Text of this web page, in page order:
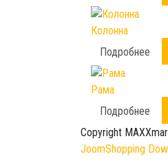
Колонна
Подробнее
Рама
Подробнее
Copyright
JoomShopping